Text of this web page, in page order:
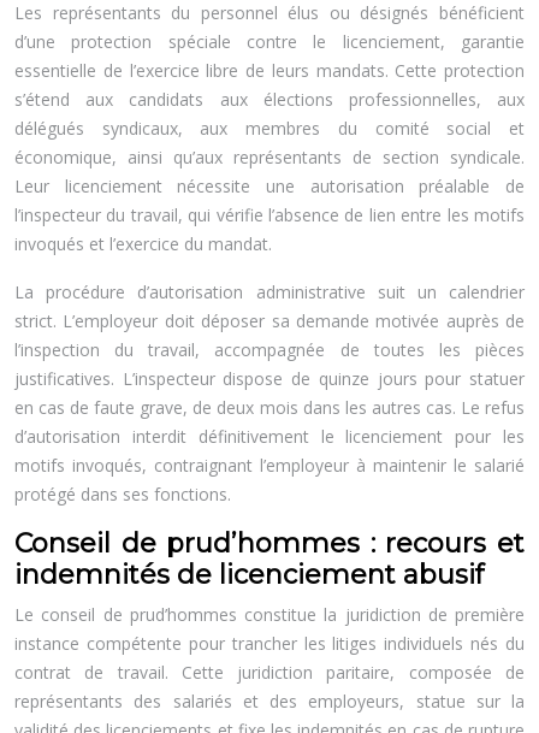
Les représentants du personnel élus ou désignés bénéficient
d’une protection spéciale contre le licenciement, garantie
essentielle de l’exercice libre de leurs mandats. Cette protection
s’étend aux candidats aux élections professionnelles, aux
délégués syndicaux, aux membres du comité social et
économique, ainsi qu’aux représentants de section syndicale.
Leur licenciement nécessite une autorisation préalable de
l’inspecteur du travail, qui vérifie l’absence de lien entre les motifs
invoqués et l’exercice du mandat.
La procédure d’autorisation administrative suit un calendrier
strict. L’employeur doit déposer sa demande motivée auprès de
l’inspection du travail, accompagnée de toutes les pièces
justificatives. L’inspecteur dispose de quinze jours pour statuer
en cas de faute grave, de deux mois dans les autres cas. Le refus
d’autorisation interdit définitivement le licenciement pour les
motifs invoqués, contraignant l’employeur à maintenir le salarié
protégé dans ses fonctions.
Conseil de prud’hommes : recours et
indemnités de licenciement abusif
Le conseil de prud’hommes constitue la juridiction de première
instance compétente pour trancher les litiges individuels nés du
contrat de travail. Cette juridiction paritaire, composée de
représentants des salariés et des employeurs, statue sur la